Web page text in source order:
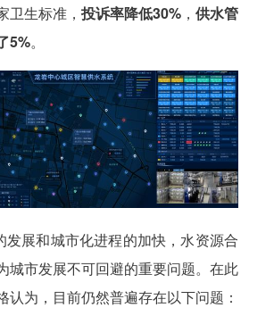
卫生标准， 投诉率降低30% ， 供水管
5%。
发展和城市化进程的加快，水资源合
城市发展不可回避的重要问题。在此
认为，目前仍然普遍存在以下问题：